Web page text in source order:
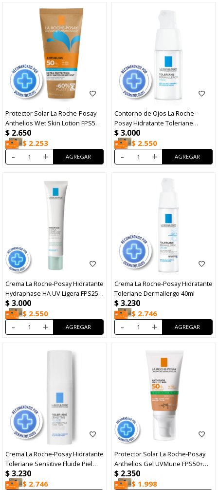
Protector Solar La Roche-Posay
Anthelios Wet Skin Lotion FPS50+
200ml
$ 2.650
$ 2.253
- +
Contorno de Ojos La Roche-
Posay Hidratante Toleriane
Dermallergo 20ml
$3.000
$ 2.550
- +
Crema La Roche-Posay Hidratante
Hydraphase HA UV Ligera FPS25
40ml
$3.000
$ 2.550
- +
Crema La Roche-Posay Hidratante
Toleriane Dermallergo 40ml
$3.230
$ 2.746
- +
Crema La Roche-Posay Hidratante
Toleriane Sensitive Fluide Piel
Mixta A Grasa 40ml
$3.230
$ 2.746
Protector Solar La Roche-Posay
Anthelios Gel UVMune FPS50+
50ml
$ 2.350
$ 1.998